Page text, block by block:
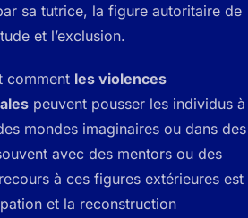
sa tutrice, la figure autoritaire de
et l’exclusion.
comment les violences
peuvent pousser les individus à
mondes imaginaires ou dans des
avec des mentors ou des
à ces figures extérieures est
et la reconstruction